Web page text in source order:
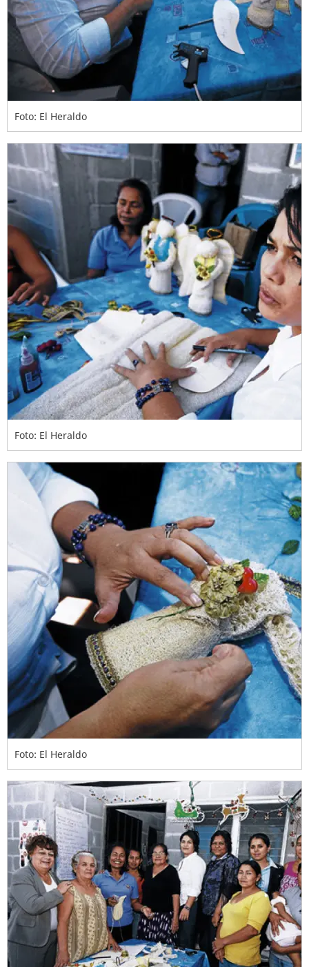
Foto: El Heraldo
Foto: El Heraldo
Foto: El Heraldo